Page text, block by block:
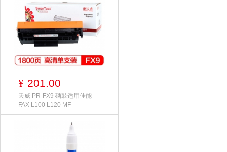
¥ 201.00
天威 PR-FX9 硒鼓适用佳能
FAX L100 L120 MF